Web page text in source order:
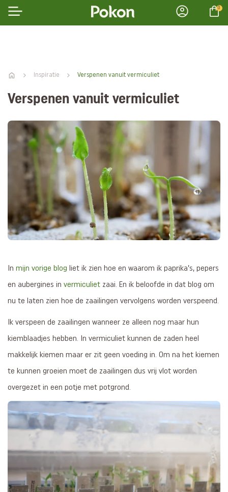
0
Inspiratie Verspenen vanuit vermiculiet
Verspenen vanuit vermiculiet
In mijn vorige blog liet ik zien hoe en waarom ik paprika’s, pepers
en aubergines in vermiculiet zaai. En ik beloofde in dat blog om
nu te laten zien hoe de zaailingen vervolgens worden verspeend.
Ik verspeen de zaailingen wanneer ze alleen nog maar hun
kiemblaadjes hebben. In vermiculiet kunnen de zaden heel
makkelijk kiemen maar er zit geen voeding in. Om na het kiemen
te kunnen groeien moet de zaailingen dus vrij vlot worden
overgezet in een potje met potgrond.